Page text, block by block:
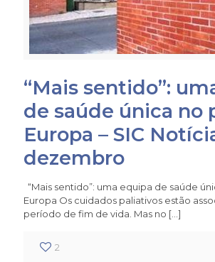
“Mais sentido”:
de saúde única no
Europa – SIC
dezembro
“Mais sentido”: uma equipa de saúde
Europa Os cuidados paliativos estão
período de fim de vida. Mas no […]
2